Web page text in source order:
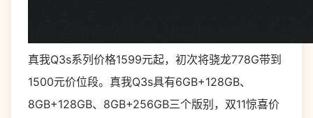
真我Q3s系列价格1599元起，初次将骁龙778G带到
1500元价位段。真我Q3s具有6GB+128GB、
8GB+128GB、8GB+256GB三个版别，双11惊喜价